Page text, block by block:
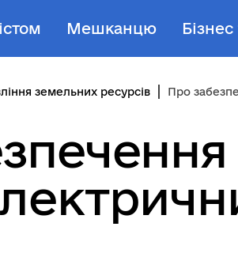
Мешканцю Бізнес
земельних ресурсів Про